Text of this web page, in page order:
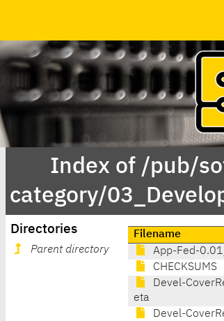
Index of /pub/
category/
Directories
Parent directory
Filename
App-Fed-
CHECKSUMS
Devel-
eta
Devel-